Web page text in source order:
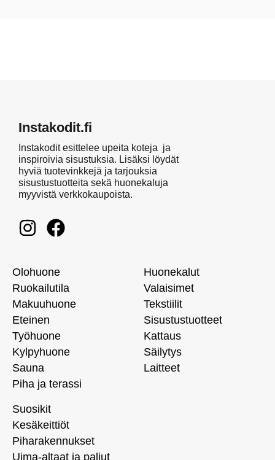
Instakodit.fi
Instakodit esittelee upeita koteja ja
inspiroivia sisustuksia. Lisäksi löydät
hyviä tuotevinkkejä ja tarjouksia
sisustustuotteita sekä huonekaluja
myyvistä verkkokaupoista.
Olohuone
Ruokailutila
Makuuhuone
Eteinen
Työhuone
Kylpyhuone
Sauna
Piha ja terassi
Huonekalut
Valaisimet
Tekstiilit
Sisustustuotteet
Kattaus
Säilytys
Laitteet
Suosikit
Kesäkeittiöt
Piharakennukset
Uima-altaat ja paljut